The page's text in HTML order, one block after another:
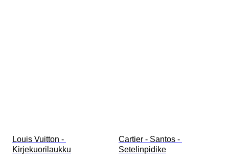
Louis Vuitton -
Kirjekuorilaukku
Cartier - Santos -
Setelinpidike